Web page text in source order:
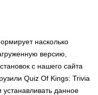
насколько
версию,
с нашего сайта
Quiz Of Kings: Trivia
данное